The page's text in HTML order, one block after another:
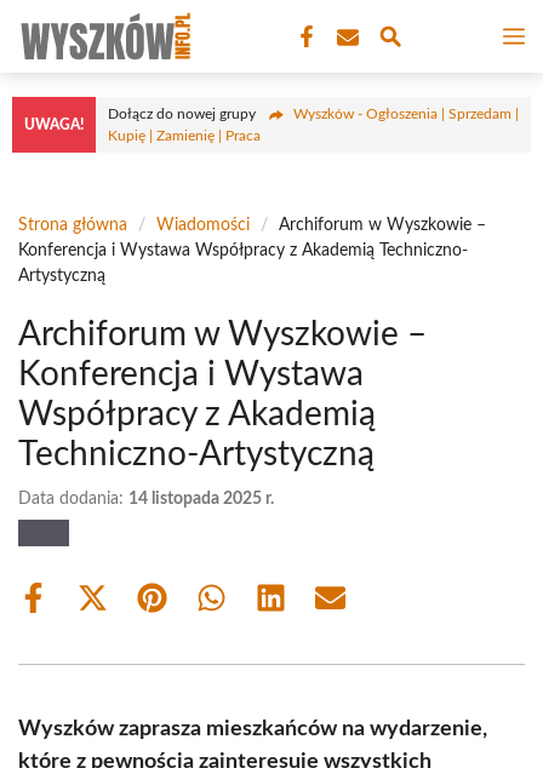
treści
UWAGA!
Dołącz do nowej grupy
Wyszków - Ogłoszenia | Sprzedam |
Kupię | Zamienię | Praca
Strona główna / Wiadomości /
Archiforum w Wyszkowie –
Konferencja i Wystawa Współpracy z Akademią Techniczno-
Artystyczną
Archiforum w Wyszkowie –
Konferencja i Wystawa
Współpracy z Akademią
Techniczno-Artystyczną
Data dodania: 14 listopada 2025 r.
Share
Share
(Twitter)
Share Share Share Share
Wyszków zaprasza mieszkańców na wydarzenie,
które z pewnością zainteresuje wszystkich